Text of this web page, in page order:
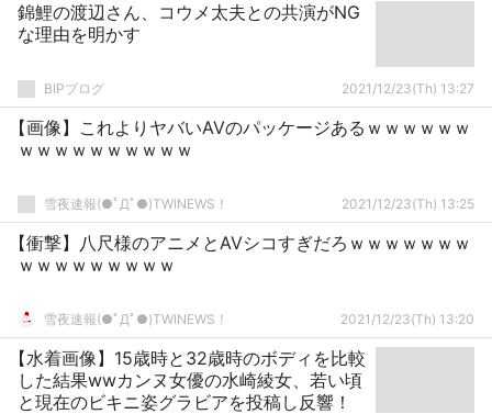
錦鯉の渡辺さん、コウメ太夫との共演がNG
な理由を明かす
BIPブログ 2021/12/23(Th) 13:27
【画像】これよりヤバいAVのパッケージあるｗｗｗｗｗｗ
ｗｗｗｗｗｗｗｗｗｗ
雪夜速報(●ﾟДﾟ●)TWINEWS！ 2021/12/23(Th) 13:25
【衝撃】八尺様のアニメとAVシコすぎだろｗｗｗｗｗｗｗ
ｗｗｗｗｗｗｗｗｗ
雪夜速報(●ﾟДﾟ●)TWINEWS！ 2021/12/23(Th) 13:20
【水着画像】15歳時と32歳時のボディを比較
した結果wwカンヌ女優の水崎綾女、若い頃
と現在のビキニ姿グラビアを投稿し反響！